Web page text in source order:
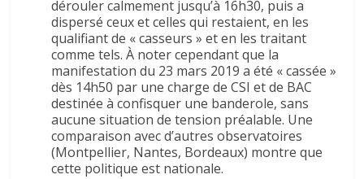
dérouler calmement jusqu’à 16h30, puis a
dispersé ceux et celles qui restaient, en les
qualifiant de « casseurs » et en les traitant
comme tels. À noter cependant que la
manifestation du 23 mars 2019 a été « cassée »
dès 14h50 par une charge de CSI et de BAC
destinée à confisquer une banderole, sans
aucune situation de tension préalable. Une
comparaison avec d’autres observatoires
(Montpellier, Nantes, Bordeaux) montre que
cette politique est nationale.